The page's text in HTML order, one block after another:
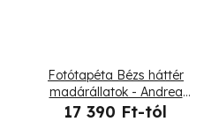
Fotótapéta Bézs háttér
madárállatok - Andrea
Haase
17 390 Ft-tól